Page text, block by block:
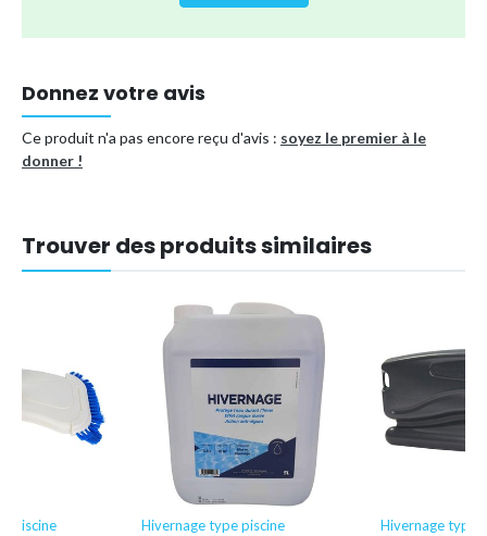
Conçu spécifiquement pour les aspirateurs Zodiac MX8
MX6
Texture ondulée pour une meilleure adhérence
Matériau en caoutchouc résistant et durable
Facile à installer sans outils nécessaires
Référence (EAN)
7386747427724
Donnez votre avis
Ce produit n'a pas encore reçu d'avis : soyez le premier à le
donner !
Trouver des produits similaires
piscine Hivernage type piscine
Hivernage type